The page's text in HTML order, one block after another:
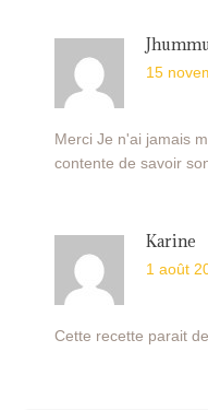
15
Merci Je n'ai jamais
contente de savoir
Karine
1 août
Cette recette parait